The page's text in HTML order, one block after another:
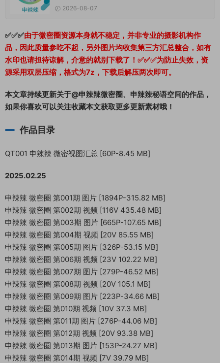
2026-08-07
✅✅✅由于微密圈资源本身就不稳定，并非专业的摄影机构作
品，因此质量参吃不起，另外图片均收集第三方汇总整合，如有
水印也请担待谅解，介意的就别下载了！✅✅✅为防止失效，资
源采用双层压缩，格式为7z，下载后解压两次即可。
本文章持续更新关于@申辣辣微密圈、申辣辣秘语空间的作品，
如果你喜欢可以关注收藏本文获取更多更新素材哦！
作品目录
QT001 申辣辣 微密视图汇总 [60P-8.45 MB]
2025.02.25
申辣辣 微密圈 第001期 图片 [1894P-315.82 MB]
申辣辣 微密圈 第002期 视频 [116V 435.48 MB]
申辣辣 微密圈 第003期 图片 [665P-107.65 MB]
申辣辣 微密圈 第004期 视频 [20V 85.55 MB]
申辣辣 微密圈 第005期 图片 [326P-53.15 MB]
申辣辣 微密圈 第006期 视频 [23V 102.22 MB]
申辣辣 微密圈 第007期 图片 [279P-46.52 MB]
申辣辣 微密圈 第008期 视频 [20V 105.1 MB]
申辣辣 微密圈 第009期 图片 [223P-34.66 MB]
申辣辣 微密圈 第010期 视频 [10V 37.3 MB]
申辣辣 微密圈 第011期 图片 [276P-44.06 MB]
申辣辣 微密圈 第012期 视频 [20V 93.38 MB]
申辣辣 微密圈 第013期 图片 [153P-24.27 MB]
申辣辣 微密圈 第014期 视频 [7V 39.79 MB]